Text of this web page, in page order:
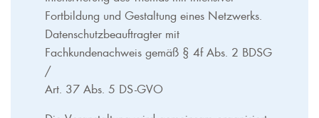
Fortbildung und Gestaltung eines Netzwerks.
Datenschutzbeauftragter mit
Fachkundenachweis gemäß § 4f Abs. 2 BDSG
/
Art. 37 Abs. 5 DS-GVO